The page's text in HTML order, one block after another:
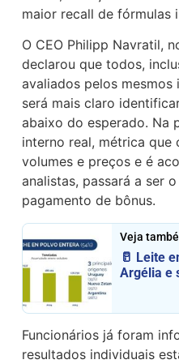
maior recall de fórmulas
O CEO Philipp Navratil,
declarou que todos,
avaliados pelos mesmos
será mais claro
abaixo do esperado. Na
interno real, métrica que
volumes e preços e é
analistas, passará a ser
pagamento de bônus.
Veja
🥛 Leite
Argélia e
Funcionários já foram
resultados individuais